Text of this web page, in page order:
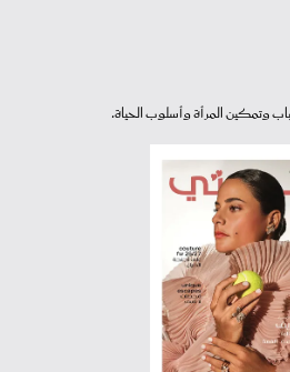
وتمكين المرأة وأسلوب الحياة.